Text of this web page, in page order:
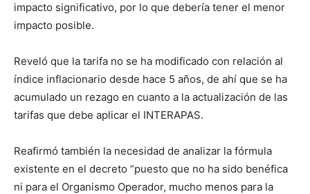
impacto significativo, por lo que debería tener el menor
impacto posible.
Reveló que la tarifa no se ha modificado con relación al
índice inflacionario desde hace 5 años, de ahí que se ha
acumulado un rezago en cuanto a la actualización de las
tarifas que debe aplicar el INTERAPAS.
Reafirmó también la necesidad de analizar la fórmula
existente en el decreto “puesto que no ha sido benéfica
ni para el Organismo Operador, mucho menos para la